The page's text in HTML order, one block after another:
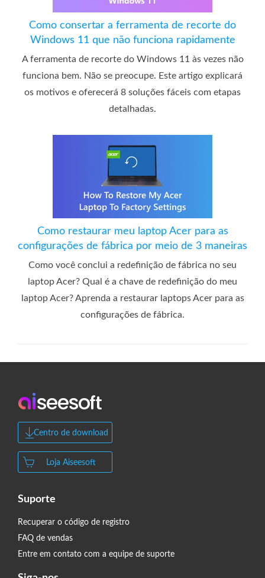
Como consertar a ferramenta de recorte do
Windows 11 que não funciona rapidamente
A ferramenta de recorte do Windows 11 às vezes não
funciona bem. Não se preocupe. Este artigo explicará
os motivos e oferecerá 8 soluções fáceis com etapas
detalhadas.
Como restaurar meu laptop Acer para as
configurações de fábrica por meio de 3 maneiras
Como você conclui a redefinição de fábrica no seu
laptop Acer? Qual é a chave de redefinição do meu
laptop Acer? Aprenda a restaurar laptops Acer para as
configurações de fábrica.
Centro de download
Loja Aiseesoft
Suporte
Recuperar o código de registro
FAQ de vendas
Entre em contato com a equipe de suporte